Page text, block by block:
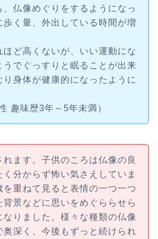
、仏像めぐりをするようになっ
歩く量、外出している時間が増
ほど高くないが、いい運動にな
うでぐっすりと眠ることが出来
り身体が健康的になったように
趣味歴3年～5年未満）
れます。子供のころは仏像の良
く分からず怖い気さえしていま
を重ねて見ると表情の一つ一つ
背景などに思いをめぐららせら
なりました。様々な種類の仏像
奥深く、今後もずっと続けられ